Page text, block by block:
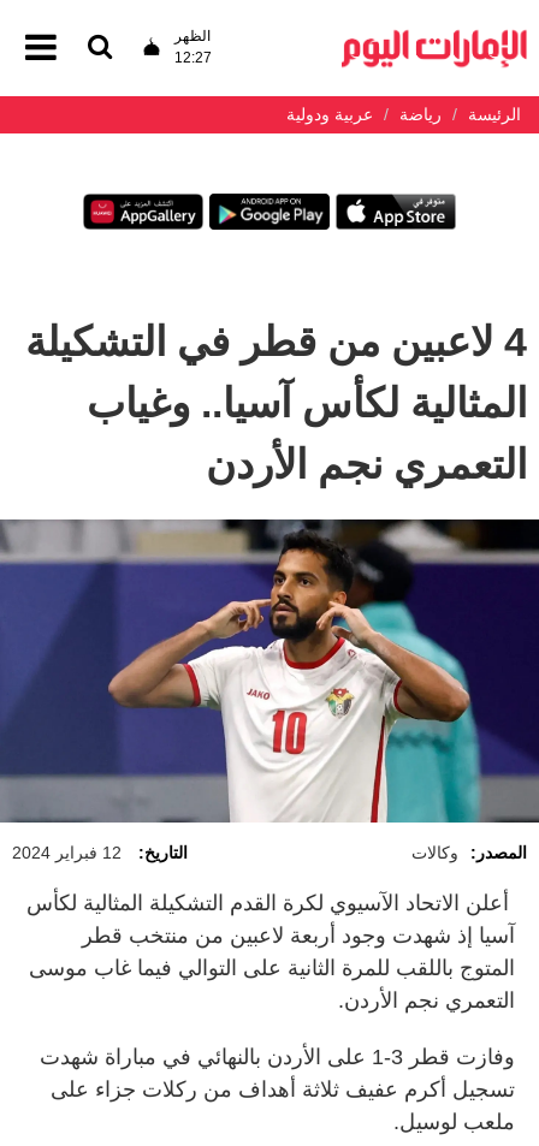
الظهر
12:27
الرئيسة رياضة عربية ودولية
4 لاعبين من قطر في التشكيلة
المثالية لكأس آسيا.. وغياب
التعمري نجم الأردن
المصدر: وكالات التاريخ: 12 فبراير 2024
أعلن الاتحاد الآسيوي لكرة القدم التشكيلة المثالية لكأس
آسيا إذ شهدت وجود أربعة لاعبين من منتخب قطر
المتوج باللقب للمرة الثانية على التوالي فيما غاب موسى
التعمري نجم الأردن.
وفازت قطر 3-1 على الأردن بالنهائي في مباراة شهدت
تسجيل أكرم عفيف ثلاثة أهداف من ركلات جزاء على
ملعب لوسيل.